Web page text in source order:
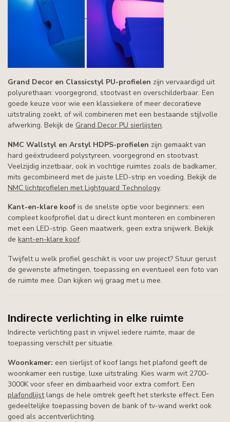
Grand Decor en Classicstyl PU-profielen zijn vervaardigd uit
polyurethaan: voorgegrond, stootvast en overschilderbaar. Een
goede keuze voor wie een klassiekere of meer decoratieve
uitstraling zoekt, of wil combineren met een bestaande stijlvolle
afwerking. Bekijk de Grand Decor PU sierlijsten.
NMC Wallstyl en Arstyl HDPS-profielen zijn gemaakt van
hard geëxtrudeerd polystyreen, voorgegrond en stootvast.
Veelzijdig inzetbaar, ook in vochtige ruimtes zoals de badkamer,
mits gecombineerd met de juiste LED-strip en voeding. Bekijk de
NMC lichtprofielen met Lightguard Technology.
Kant-en-klare koof is de snelste optie voor beginners: een
compleet koofprofiel dat u direct kunt monteren en combineren
met een LED-strip. Geen maatwerk, geen extra snijwerk. Bekijk
de kant-en-klare koof.
Twijfelt u welk profiel geschikt is voor uw project? Stuur gerust
de gewenste afmetingen, toepassing en eventueel een foto van
de ruimte mee. Dan kijken wij graag met u mee.
Indirecte verlichting in elke ruimte
Indirecte verlichting past in vrijwel iedere ruimte, maar de
toepassing verschilt per situatie.
Woonkamer: een sierlijst of koof langs het plafond geeft de
woonkamer een rustige, luxe uitstraling. Kies warm wit 2700-
3000K voor sfeer en dimbaarheid voor extra comfort. Een
plafondlijstlangs de hele omtrek geeft het sterkste effect. Een
gedeeltelijke toepassing boven de bank of tv-wand werkt ook
goed als accentverlichting.